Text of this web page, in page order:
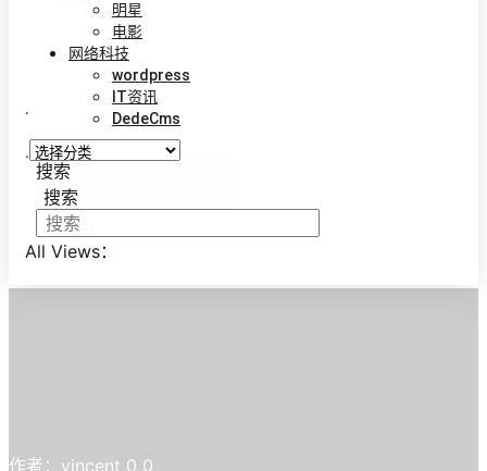
明星
电影
网络科技
wordpress
IT资讯
DedeCms
.
.
搜索
搜索
All Views：
作者： vincent 0 0